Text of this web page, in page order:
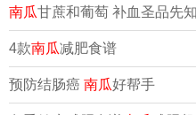
南瓜甘蔗和葡萄 补血圣品先
4款南瓜减肥食谱
预防结肠癌 南瓜好帮手